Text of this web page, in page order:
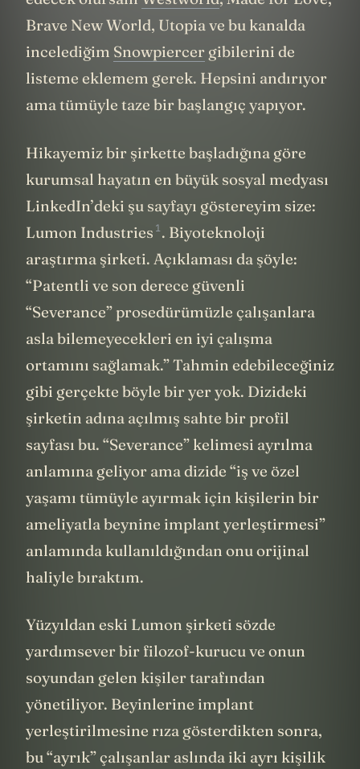
Brave New World, Utopia ve bu kanalda
incelediğim Snowpiercer gibilerini de
listeme eklemem gerek. Hepsini andırıyor
ama tümüyle taze bir başlangıç yapıyor.
Hikayemiz bir şirkette başladığına göre
kurumsal hayatın en büyük sosyal medyası
LinkedIn’deki şu sayfayı göstereyim size:
Lumon Industries 1. Biyoteknoloji
araştırma şirketi. Açıklaması da şöyle:
“Patentli ve son derece güvenli
“Severance” prosedürümüzle çalışanlara
asla bilemeyecekleri en iyi çalışma
ortamını sağlamak.” Tahmin edebileceğiniz
gibi gerçekte böyle bir yer yok. Dizideki
şirketin adına açılmış sahte bir profil
sayfası bu. “Severance” kelimesi ayrılma
anlamına geliyor ama dizide “iş ve özel
yaşamı tümüyle ayırmak için kişilerin bir
ameliyatla beynine implant yerleştirmesi”
anlamında kullanıldığından onu orijinal
haliyle bıraktım.
Yüzyıldan eski Lumon şirketi sözde
yardımsever bir filozof-kurucu ve onun
soyundan gelen kişiler tarafından
yönetiliyor. Beyinlerine implant
yerleştirilmesine rıza gösterdikten sonra,
bu “ayrık” çalışanlar aslında iki ayrı kişilik